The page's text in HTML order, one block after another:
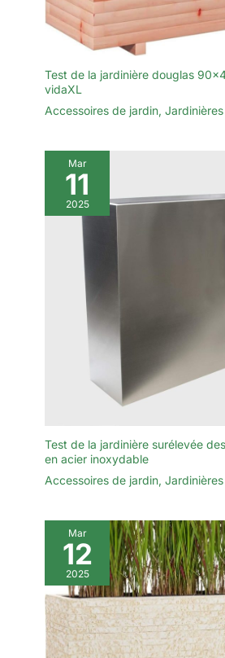
Test de la jardinière douglas
vidaXL
Accessoires de jardin, Jardinières
Mar
11
2025
Test de la jardinière surélevée
en acier inoxydable
Accessoires de jardin, Jardinières
Mar
12
2025